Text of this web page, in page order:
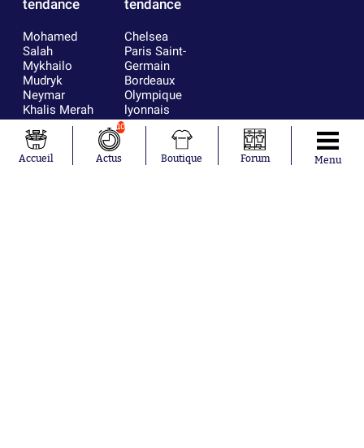
tendance
Mohamed
Salah
Mykhailo
Mudryk
Neymar
Khalis Merah
Loïs Openda
Moussa
Niakhaté
tendance
Chelsea
Paris Saint-
Germain
Bordeaux
Olympique
lyonnais
FIFA
Real Madrid
RC Strasbourg
AC Milan
Accueil
10
Actus Boutique Forum Menu